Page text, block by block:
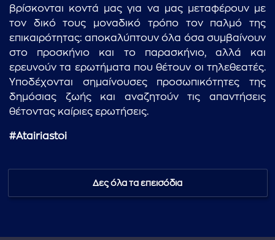
βρίσκονται κοντά μας για να μας μεταφέρουν με
τον δικό τους μοναδικό τρόπο τον παλμό της
επικαιρότητας: αποκαλύπτουν όλα όσα συμβαίνουν
στο προσκήνιο και το παρασκήνιο, αλλά και
ερευνούν τα ερωτήματα που θέτουν οι τηλεθεατές.
Υποδέχονται σημαίνουσες προσωπικότητες της
δημόσιας ζωής και αναζητούν τις απαντήσεις
θέτοντας καίριες ερωτήσεις.
#Atairiastoi
Δες όλα τα επεισόδια